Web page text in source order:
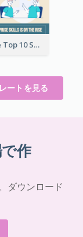
Pastel The Top 10 Soft Skills Infographic Design
ートを見る
作
ダウンロード